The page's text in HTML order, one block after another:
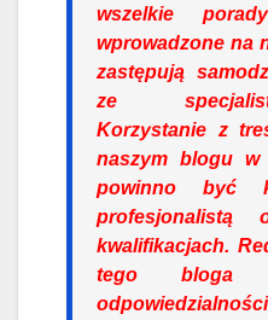
wszelkie
wprowadzone na
zastępują
ze specjalistą/
Korzystanie z
naszym blogu w
powinno być
profesjonalistą
kwalifikacjach.
tego bloga